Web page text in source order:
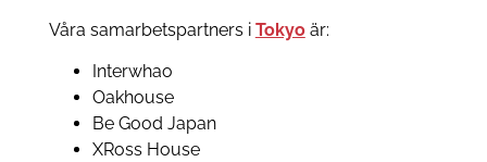
Våra samarbetspartners i Tokyoär:
Interwhao
Oakhouse
Be Good Japan
XRoss House